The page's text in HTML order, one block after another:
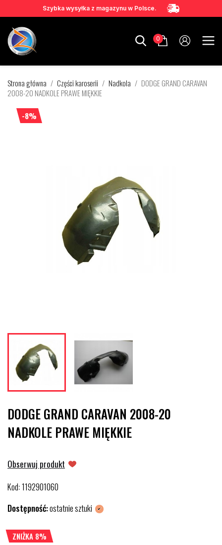
Szybka wysyłka z magazynu w Polsce.
0
Strona główna Części karoserii Nadkola
DODGE GRAND CARAVAN
2008-20 NADKOLE PRAWE MIĘKKIE
-8%
DODGE GRAND CARAVAN 2008-20
NADKOLE PRAWE MIĘKKIE
Obserwuj produkt
Kod:1192901060
Dostępność:ostatnie sztuki
ZNIŻKA 8%